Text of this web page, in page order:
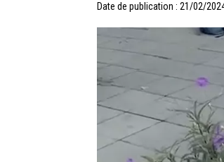
Date de publication : 21/02/